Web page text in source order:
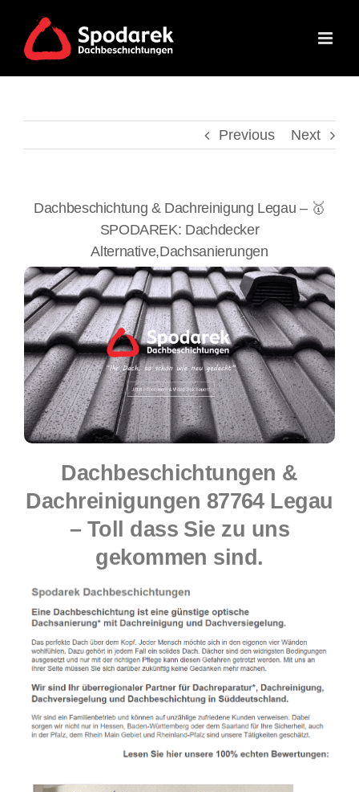
content
Previous Next
Dachbeschichtung & Dachreinigung Legau – 🥇
SPODAREK: Dachdecker
Alternative,Dachsanierungen
Dachbeschichtungen &
Dachreinigungen 87764 Legau
– Toll dass Sie zu uns
gekommen sind.